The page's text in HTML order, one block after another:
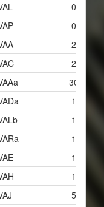
0
0
2
2
30
1
1
1
1
1
5